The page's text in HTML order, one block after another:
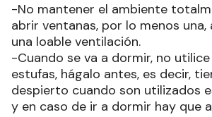
-No mantener el ambiente
abrir ventanas, por lo menos
una loable ventilación.
-Cuando se va a dormir, no
estufas, hágalo antes, es decir,
despierto cuando son utilizados
y en caso de ir a dormir hay que